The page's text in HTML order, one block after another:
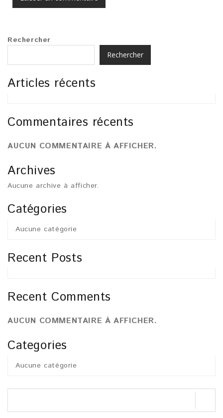
Rechercher
Rechercher
Articles récents
Commentaires récents
AUCUN COMMENTAIRE À AFFICHER.
Archives
Aucune archive à afficher.
Catégories
Aucune catégorie
Recent Posts
Recent Comments
AUCUN COMMENTAIRE À AFFICHER.
Categories
Aucune catégorie